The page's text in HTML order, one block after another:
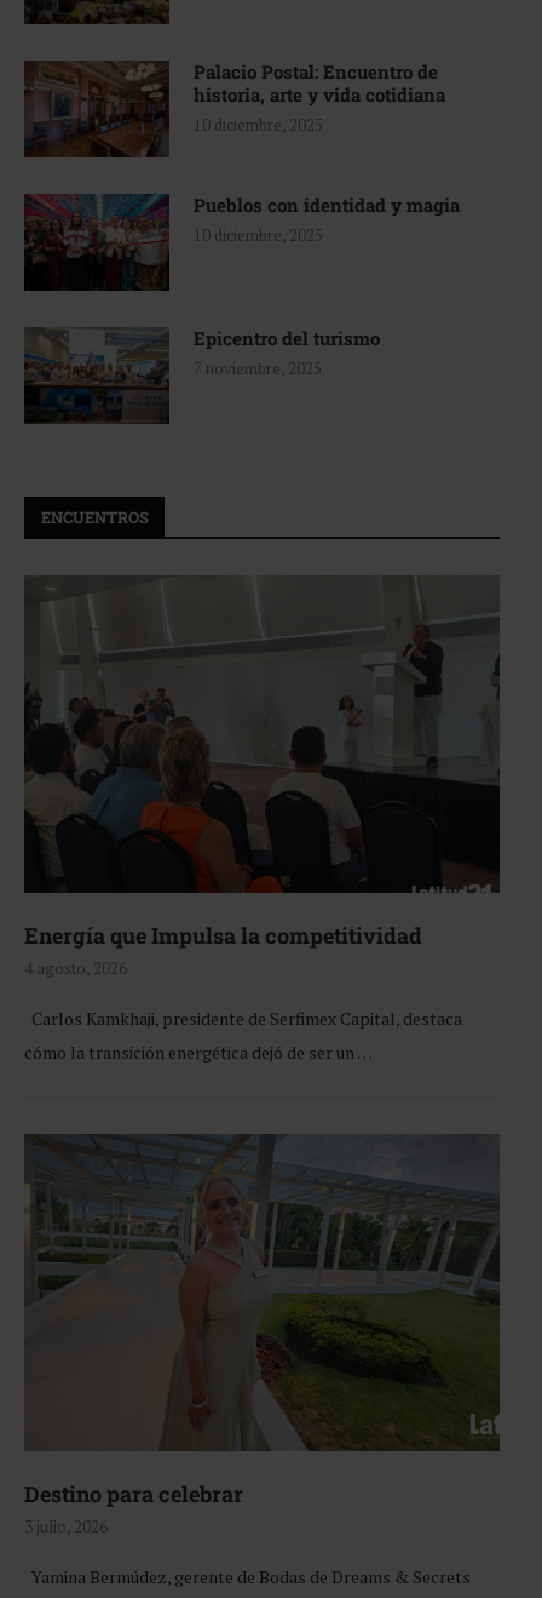
Palacio Postal: Encuentro de
historia, arte y vida cotidiana
10 diciembre, 2025
Pueblos con identidad y magia
10 diciembre, 2025
Epicentro del turismo
7 noviembre, 2025
ENCUENTROS
Energía que Impulsa la competitividad
4 agosto, 2026
Carlos Kamkhaji, presidente de Serfimex Capital, destaca
cómo la transición energética dejó de ser un …
Destino para celebrar
3 julio, 2026
Yamina Bermúdez, gerente de Bodas de Dreams & Secrets